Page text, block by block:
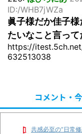
ID:/WHB7jWZa
眞子様だか佳子
たいなこと言って
https://
632513038
コメント・
共感必至の“日常修